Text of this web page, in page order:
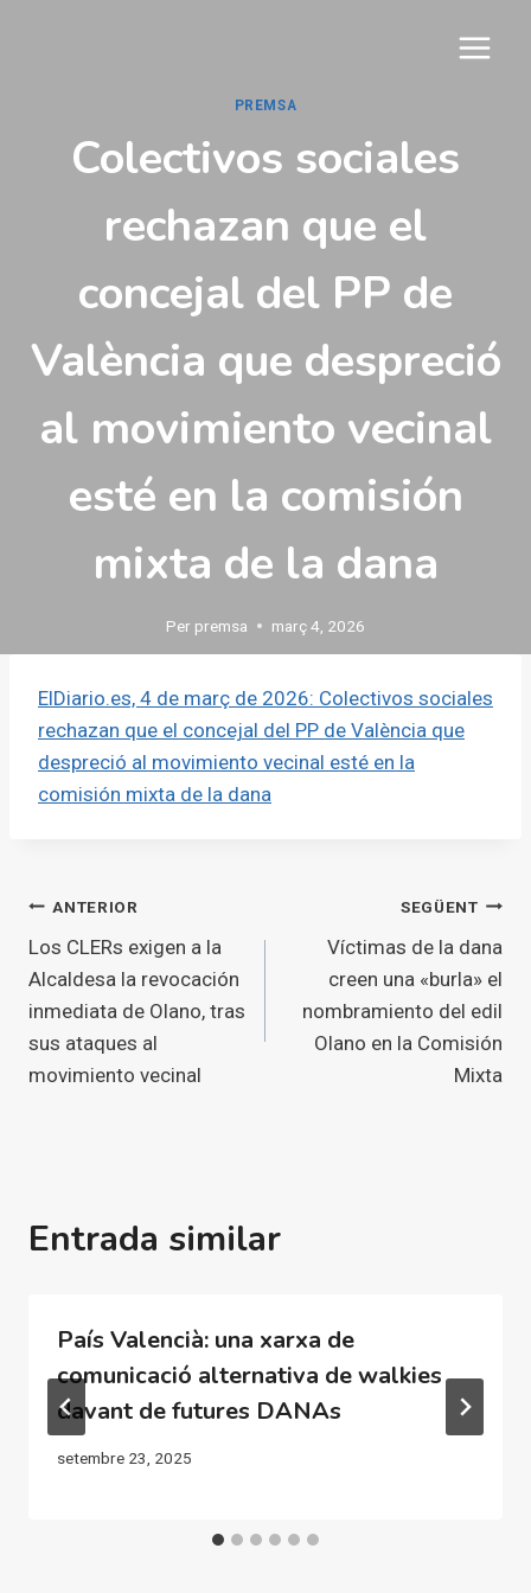
PREMSA
Colectivos sociales
rechazan que el
concejal del PP de
València que despreció
al movimiento vecinal
esté en la comisión
mixta de la dana
Per premsa març 4, 2026
ElDiario.es, 4 de març de 2026: Colectivos sociales
rechazan que el concejal del PP de València que
despreció al movimiento vecinal esté en la
comisión mixta de la dana
Navegació
d'entrades
ANTERIOR
Los CLERs exigen a la
Alcaldesa la revocación
inmediata de Olano, tras
sus ataques al
movimiento vecinal
SEGÜENT
Víctimas de la dana
creen una «burla» el
nombramiento del edil
Olano en la Comisión
Mixta
Entrada similar
País Valencià: una xarxa de
comunicació alternativa de walkies
davant de futures DANAs
setembre 23, 2025